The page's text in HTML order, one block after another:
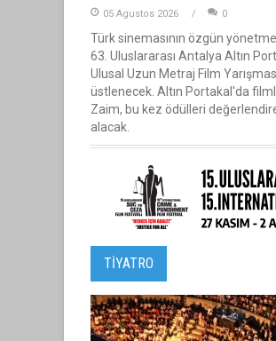
05 Agustos 2026 0
Türk sinemasının özgün
63. Uluslararası Antalya Altın
Ulusal Uzun Metraj Film
üstlenecek. Altın Portakal'da
Zaim, bu kez ödülleri
alacak.
TİYATRO